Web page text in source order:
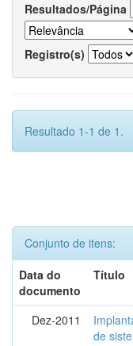
Resultados/Página
Registro(s)
Resultado 1-1 de 1.
Conjunto de itens:
Data do
documento
Título
Dez-2011
de